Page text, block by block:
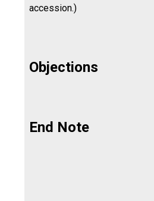
accession.)
Objections
End Note